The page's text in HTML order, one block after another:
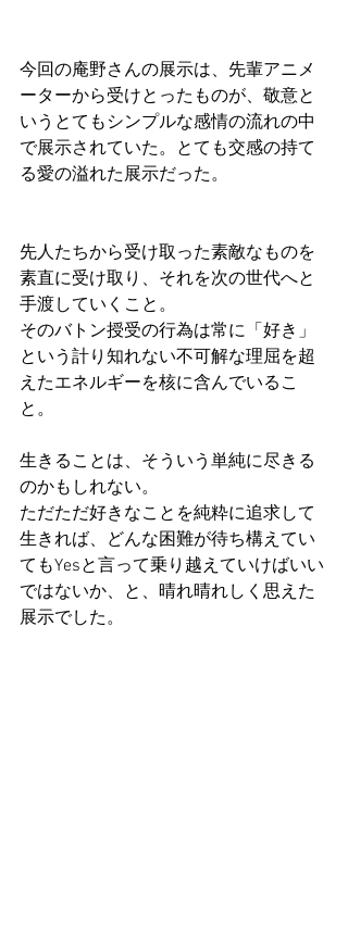
今回の庵野さんの展示は、先輩アニメ
ーターから受けとったものが、敬意と
いうとてもシンプルな感情の流れの中
で展示されていた。とても交感の持て
る愛の溢れた展示だった。
先人たちから受け取った素敵なものを
素直に受け取り、それを次の世代へと
手渡していくこと。
そのバトン授受の行為は常に「好き」
という計り知れない不可解な理屈を超
えたエネルギーを核に含んでいるこ
と。
生きることは、そういう単純に尽きる
のかもしれない。
ただただ好きなことを純粋に追求して
生きれば、どんな困難が待ち構えてい
てもYesと言って乗り越えていけばいい
ではないか、と、晴れ晴れしく思えた
展示でした。